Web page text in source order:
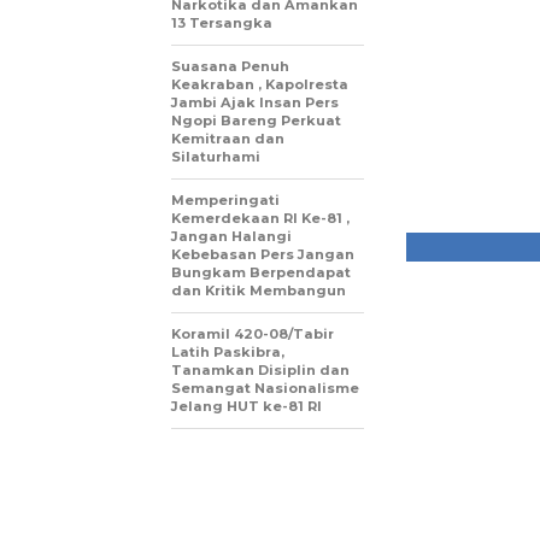
Narkotika dan Amankan
13 Tersangka
Suasana Penuh
Keakraban , Kapolresta
Jambi Ajak Insan Pers
Ngopi Bareng Perkuat
Kemitraan dan
Silaturhami
Memperingati
Kemerdekaan RI Ke-81 ,
Jangan Halangi
Kebebasan Pers Jangan
Bungkam Berpendapat
dan Kritik Membangun
Koramil 420-08/Tabir
Latih Paskibra,
Tanamkan Disiplin dan
Semangat Nasionalisme
Jelang HUT ke-81 RI